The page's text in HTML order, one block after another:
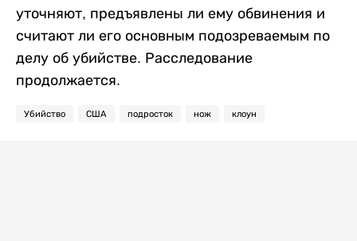
уточняют, предъявлены ли ему обвинения и
считают ли его основным подозреваемым по
делу об убийстве. Расследование
продолжается.
Убийство США подросток нож клоун